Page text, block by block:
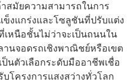
สมัยความสามารถในการ
งแกร่งและโซลูชันที่ปรับแต่ง
หนือชั้นไม่ว่าจะเป็นถนนใน
นจอดรถเชิงพาณิชย์หรือเขต
ป็นตัวเลือกระดับมืออาชีพเชื่อ
โครงการแสงสว่างทั่วโลก